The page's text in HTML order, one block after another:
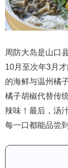
周防大岛是山口
10月至次年3月
的海鲜与温州橘
橘子胡椒代替传
辣味！最后，汤
每一口都能品尝